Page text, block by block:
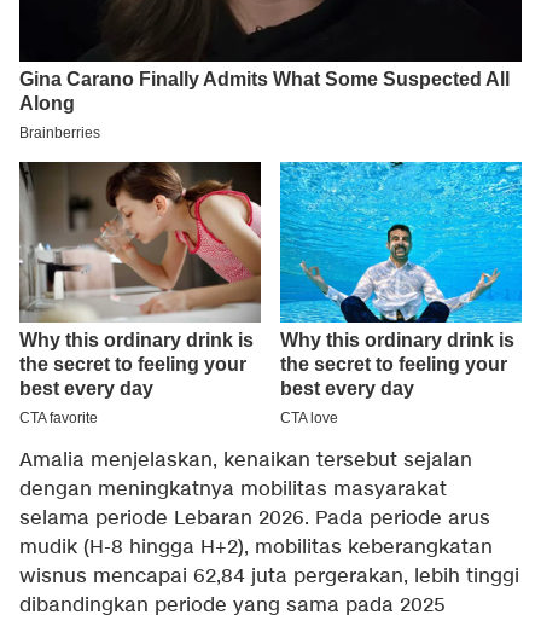
Amalia menjelaskan, kenaikan tersebut sejalan
dengan meningkatnya mobilitas masyarakat
selama periode Lebaran 2026. Pada periode arus
mudik (H-8 hingga H+2), mobilitas keberangkatan
wisnus mencapai 62,84 juta pergerakan, lebih tinggi
dibandingkan periode yang sama pada 2025